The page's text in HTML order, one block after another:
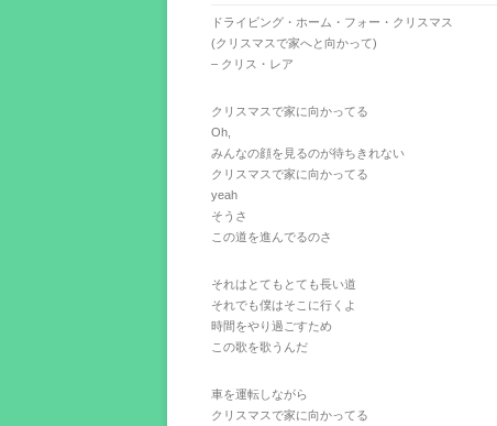
ドライビング・ホーム・フォー・クリスマス
(クリスマスで家へと向かって)
– クリス・レア
クリスマスで家に向かってる
Oh,
みんなの顔を見るのが待ちきれない
クリスマスで家に向かってる
yeah
そうさ
この道を進んでるのさ
それはとてもとても長い道
それでも僕はそこに行くよ
時間をやり過ごすため
この歌を歌うんだ
車を運転しながら
クリスマスで家に向かってる